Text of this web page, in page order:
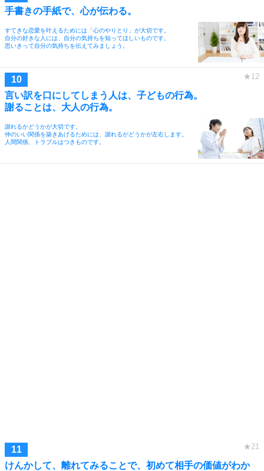
手書きの手紙で、心が伝わる。
すてきな恋愛を叶えるためには「心のやりとり」が大切です。
自分の好きな人には、自分の気持ちを知ってほしいものです。
思いきって自分の気持ちを伝えてみましょう。
言い訳を口にしてしまう人は、子どもの行為。
謝ることは、大人の行為。
謝れるかどうかが大切です。
仲のいい関係を築きあげるためには、謝れるがどうかが左右します。
人間関係、トラブルはつきものです。
けんかして、離れてみることで、初めて相手の価値がわか